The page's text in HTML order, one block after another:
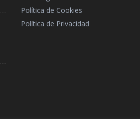
Política de Cookies
Política de Privacidad